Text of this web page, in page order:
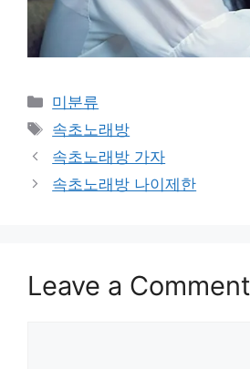
Categories
미분류
Tags
속초노래방
속초노래방 가자
속초노래방 나이제한
Leave a Comment